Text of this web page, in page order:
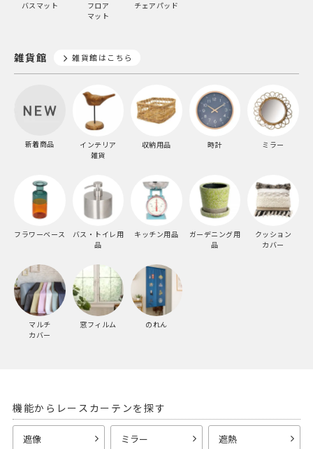
バスマット
フロア
マット
チェアパッド
雑貨館 雑貨館はこちら
新着商品
インテリア
雑貨
収納用品 時計 ミラー
フラワーベース
バス・トイレ用
品
キッチン用品
ガーデニング用
品
クッション
カバー
マルチ
カバー
窓フィルム のれん
機能からレースカーテンを探す
遮像 ミラー 遮熱